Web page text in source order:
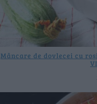
Mâncare de dovlecei cu